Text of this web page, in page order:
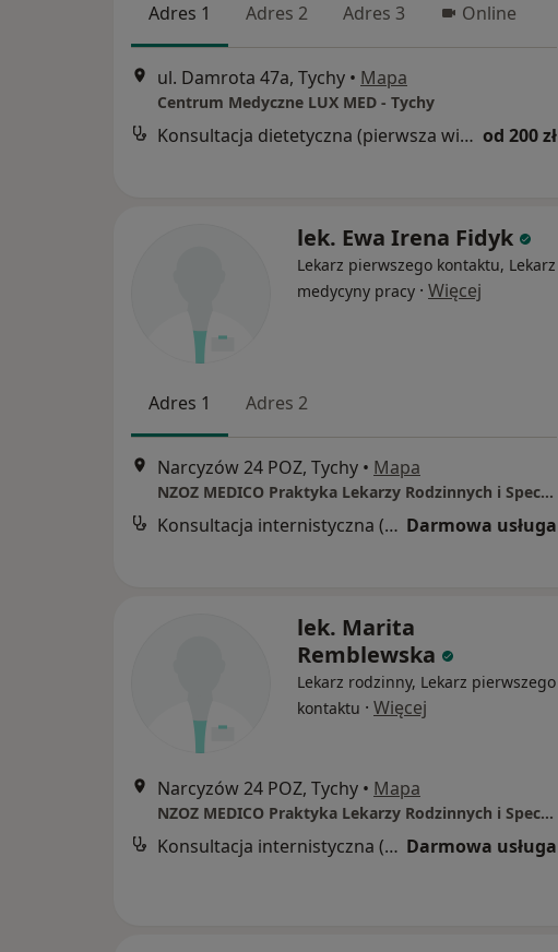
Adres 1 Adres 2 Adres 3 Online
ul. Damrota 47a, Tychy • Mapa
Centrum Medyczne LUX MED - Tychy
Konsultacja dietetyczna (pierwsza wizyta) od 200 zł
lek. Ewa Irena Fidyk
Lekarz pierwszego kontaktu, Lekarz
medycyny pracy · Więcej
Adres 1 Adres 2
Narcyzów 24 POZ, Tychy • Mapa
NZOZ MEDICO Praktyka Lekarzy Rodzinnych i Specjalistów
Konsultacja internistyczna (NFZ) Darmowa usługa
lek. Marita
Remblewska
Lekarz rodzinny, Lekarz pierwszego
kontaktu · Więcej
Narcyzów 24 POZ, Tychy • Mapa
NZOZ MEDICO Praktyka Lekarzy Rodzinnych i Specjalistów
Konsultacja internistyczna (NFZ) Darmowa usługa